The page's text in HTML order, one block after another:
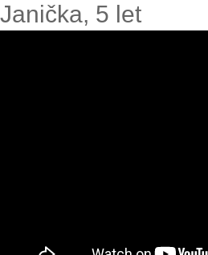
Janička, 5 let